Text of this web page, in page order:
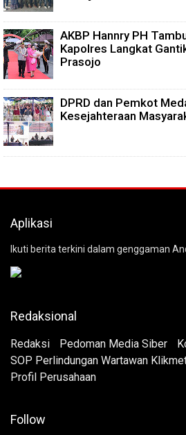
AKBP Hannry PH
Kapolres Langkat
Prasojo
DPRD dan Pemkot
Kesejahteraan
Aplikasi
Ikuti berita terkini dalam genggaman
Redaksional
Redaksi Pedoman Media Siber
SOP Perlindungan Wartawan
Profil Perusahaan
Follow